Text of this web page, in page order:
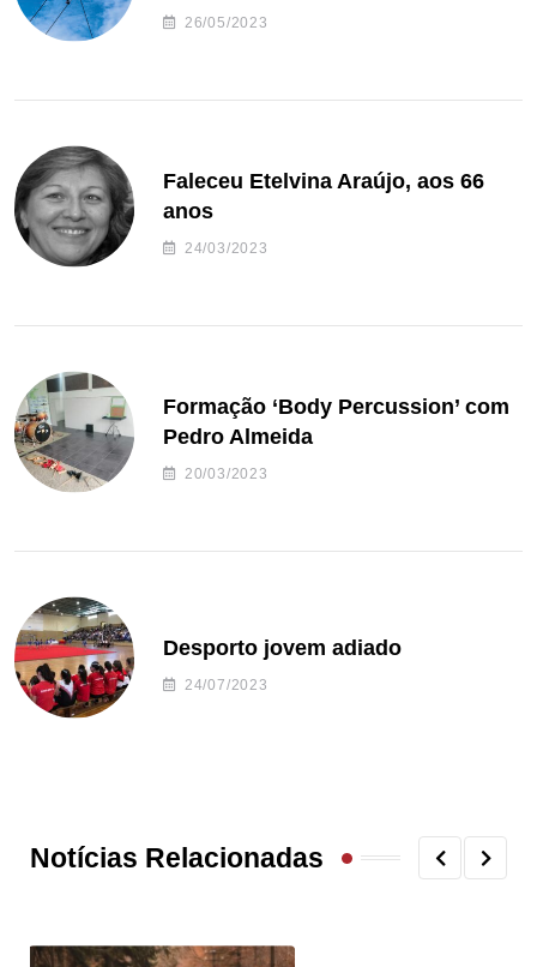
26/05/2023
Faleceu Etelvina Araújo, aos 66
anos
24/03/2023
Formação ‘Body Percussion’ com
Pedro Almeida
20/03/2023
Desporto jovem adiado
24/07/2023
Notícias Relacionadas